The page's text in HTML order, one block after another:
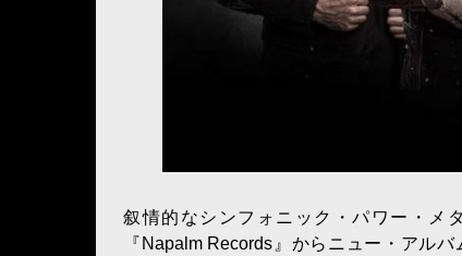
叙情的なシンフォニック・パワー・メ
『Napalm Records』からニュー・アル